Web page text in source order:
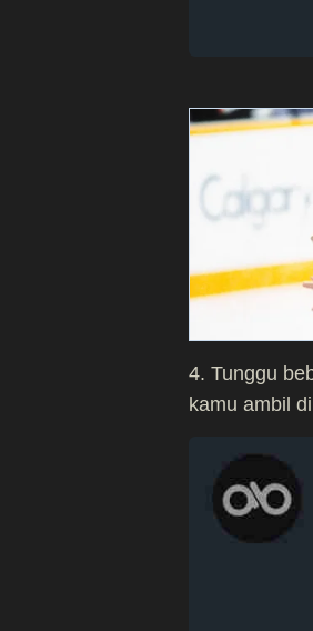
4. Tunggu
kamu ambil